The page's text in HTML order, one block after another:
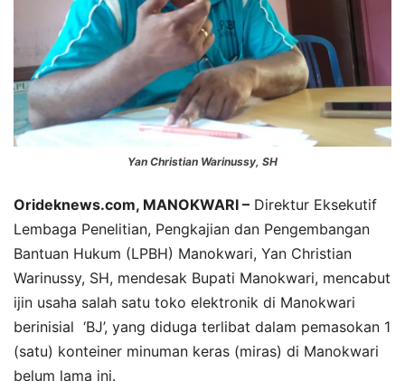
Yan Christian Warinussy, SH
Orideknews.com, MANOKWARI – Direktur Eksekutif
Lembaga Penelitian, Pengkajian dan Pengembangan
Bantuan Hukum (LPBH) Manokwari, Yan Christian
Warinussy, SH, mendesak Bupati Manokwari, mencabut
ijin usaha salah satu toko elektronik di Manokwari
berinisial ‘BJ’, yang diduga terlibat dalam pemasokan 1
(satu) konteiner minuman keras (miras) di Manokwari
belum lama ini.